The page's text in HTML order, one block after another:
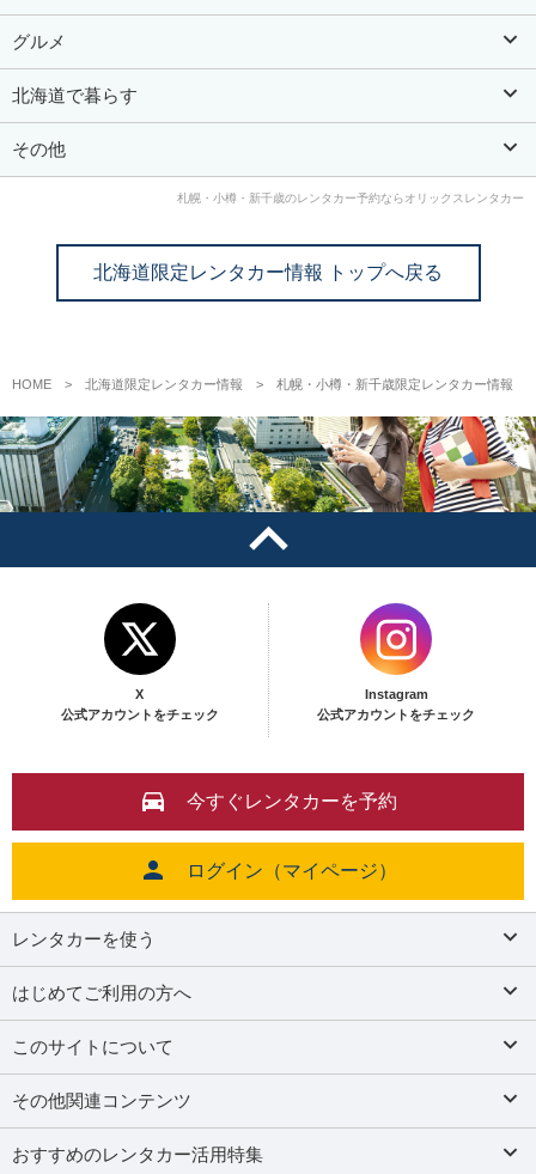
グルメ
北海道で暮らす
その他
札幌・小樽・新千歳のレンタカー予約ならオリックスレンタカー
北海道限定レンタカー情報 トップへ戻る
HOME 北海道限定レンタカー情報 札幌・小樽・新千歳限定レンタカー情報
X
公式アカウントをチェック
Instagram
公式アカウントをチェック
今すぐレンタカーを予約
ログイン（マイページ）
レンタカーを使う
はじめてご利用の方へ
このサイトについて
その他関連コンテンツ
おすすめのレンタカー活用特集